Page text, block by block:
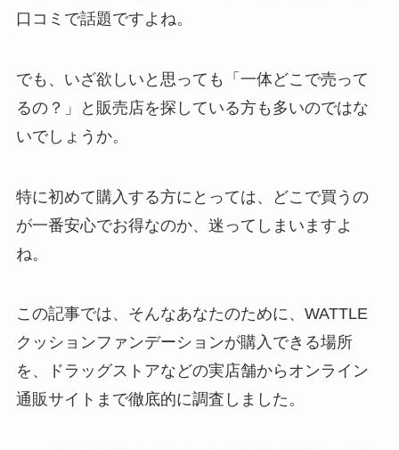
口コミで話題ですよね。
でも、いざ欲しいと思っても「一体どこで売って
るの？」と販売店を探している方も多いのではな
いでしょうか。
特に初めて購入する方にとっては、どこで買うの
が一番安心でお得なのか、迷ってしまいますよ
ね。
この記事では、そんなあなたのために、WATTLE
クッションファンデーションが購入できる場所
を、ドラッグストアなどの実店舗からオンライン
通販サイトまで徹底的に調査しました。